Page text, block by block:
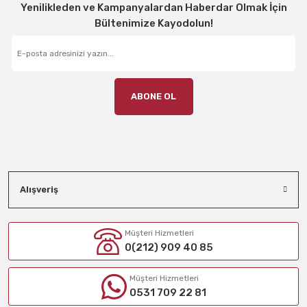
Yenilikleden ve Kampanyalardan Haberdar Olmak İçin
Bültenimize Kayodolun!
ABONE OL
Alışveriş
Müşteri Hizmetleri
0(212) 909 40 85
Müşteri Hizmetleri
0531 709 22 81